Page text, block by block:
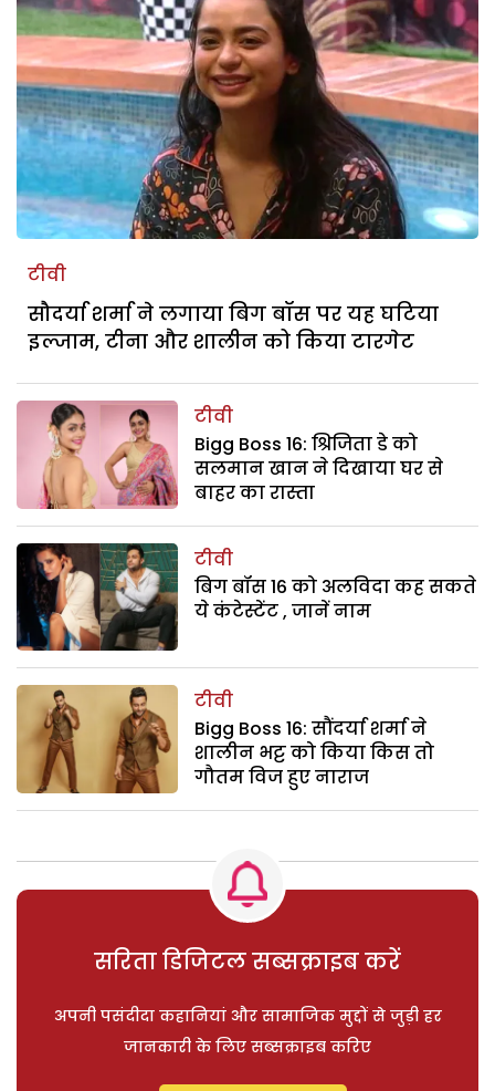
टीवी
सौदर्या शर्मा ने लगाया बिग बॉस पर यह घटिया
इल्जाम, टीना और शालीन को किया टारगेट
टीवी
Bigg Boss 16: श्रिजिता डे को
सलमान खान ने दिखाया घर से
बाहर का रास्ता
टीवी
बिग बॉस 16 को अलविदा कह सकते
ये कंटेस्टेंट , जानें नाम
टीवी
Bigg Boss 16: सौंदर्या शर्मा ने
शालीन भट्ट को किया किस तो
गौतम विज हुए नाराज
सरिता डिजिटल सब्सक्राइब करें
अपनी पसंदीदा कहानियां और सामाजिक मुद्दों से जुड़ी हर
जानकारी के लिए सब्सक्राइब करिए